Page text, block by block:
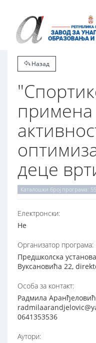
Назад
деце
Каталошки број програма:
Електронски:
Не
Организатор програма:
Предшколска
Вуксановића 22,
Особа за контакт:
Радмила
0641353536
Аутори: